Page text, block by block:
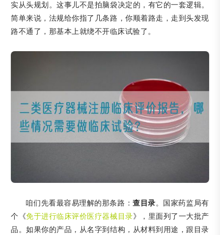
实从头规划。这事儿不是拍脑袋决定的，有它的一套逻辑。
简单来说，法规给你指了几条路，你顺着路走，走到头发现
路不通了，那基本上就绕不开临床试验了。
咱们先看最容易理解的那条路：查目录。国家药监局有
个《免于进行临床评价医疗器械目录》，里面列了一大批产
品。如果你的产品，从名字到结构，从材料到用途，跟目录